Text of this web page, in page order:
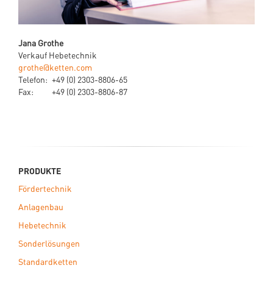
Jana Grothe
Verkauf Hebetechnik
grothe@ketten.com
Telefon: +49 (0) 2303-8806-65
Fax:
+49 (0) 2303-8806-87
PRODUKTE
Fördertechnik
Anlagenbau
Hebetechnik
Sonderlösungen
Standardketten